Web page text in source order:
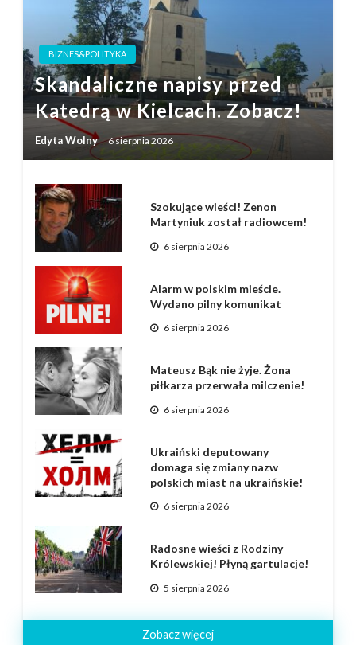
BIZNES&POLITYKA
Skandaliczne napisy przed
Katedrą w Kielcach. Zobacz!
Edyta Wolny 6 sierpnia 2026
Szokujące wieści! Zenon
Martyniuk został radiowcem!
6 sierpnia 2026
Alarm w polskim mieście.
Wydano pilny komunikat
6 sierpnia 2026
Mateusz Bąk nie żyje. Żona
piłkarza przerwała milczenie!
6 sierpnia 2026
Ukraiński deputowany
domaga się zmiany nazw
polskich miast na ukraińskie!
6 sierpnia 2026
Radosne wieści z Rodziny
Królewskiej! Płyną gartulacje!
5 sierpnia 2026
Zobacz więcej